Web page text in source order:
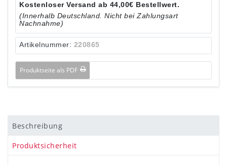
Kostenloser Versand ab 44,00€ Bestellwert.
(Innerhalb Deutschland. Nicht bei Zahlungsart
Nachnahme)
Artikelnummer: 220865
Produktseite als PDF
Beschreibung
Produktsicherheit